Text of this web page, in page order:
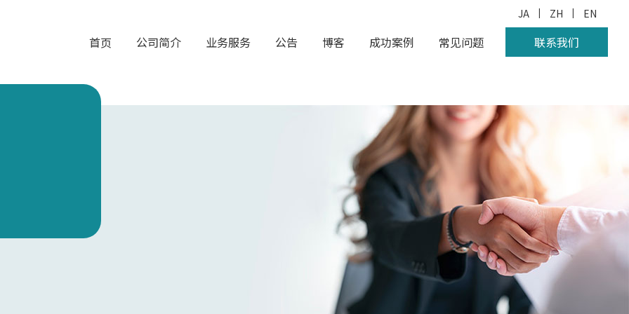
首页 公司简介 业务服务 公告 博客 成功案例 常见问题
JA | ZH | EN
联系我们